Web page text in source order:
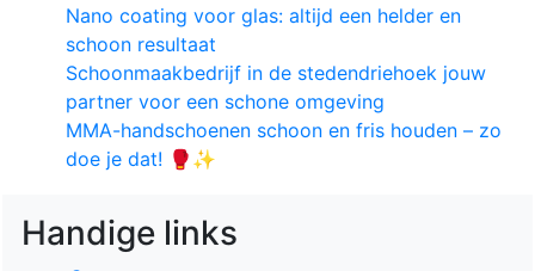
Nano coating voor glas: altijd een helder en
schoon resultaat
Schoonmaakbedrijf in de stedendriehoek jouw
partner voor een schone omgeving
MMA-handschoenen schoon en fris houden – zo
doe je dat! 🥊✨
Handige links